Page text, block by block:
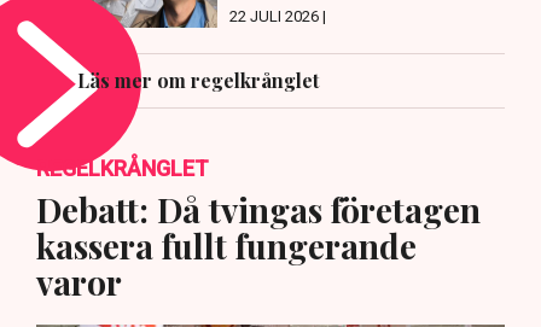
22 JULI 2026 |
Läs mer om regelkrånglet
REGELKRÅNGLET
Debatt: Då tvingas företagen
kassera fullt fungerande
varor